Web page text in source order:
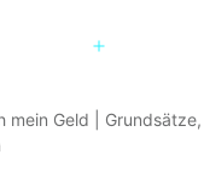
mein Geld |